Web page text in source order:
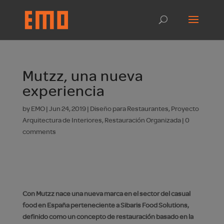
Mutzz, una nueva
experiencia
byEMO|Jun 24, 2019| Diseño para Restaurantes, Proyecto
Arquitectura de Interiores, Restauración Organizada|0
comments
Con Mutzz nace una nueva marca en el sector delcasual
fooden España perteneciente aSibaris Food Solutions,
definido como un concepto de restauración basado en la